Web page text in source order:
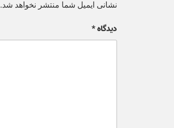
نشانی ایمیل شما منتشر نخواهد شد.
دیدگاه*